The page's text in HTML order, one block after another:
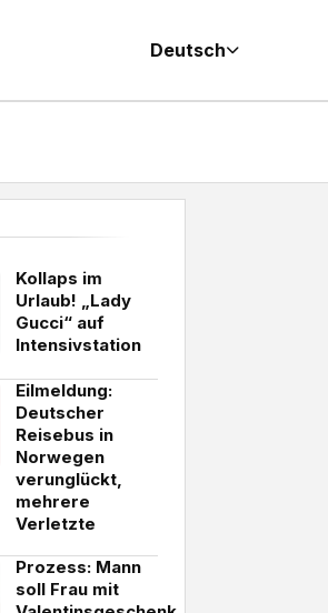
Deutsch
Kollaps im
Urlaub! „Lady
Gucci“ auf
Intensivstation
Eilmeldung:
Deutscher
Reisebus in
Norwegen
verunglückt,
mehrere
Verletzte
Prozess: Mann
soll Frau mit